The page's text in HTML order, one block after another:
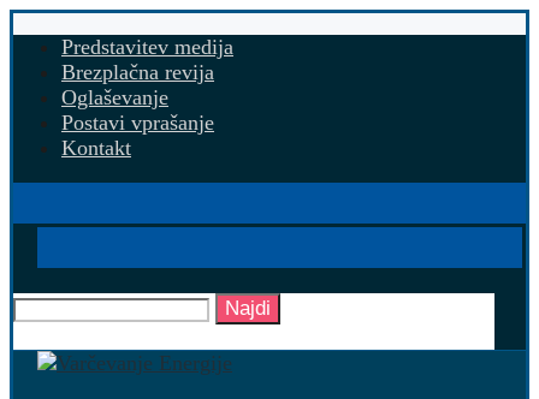
Predstavitev medija
Brezplačna revija
Oglaševanje
Postavi vprašanje
Kontakt
Najdi